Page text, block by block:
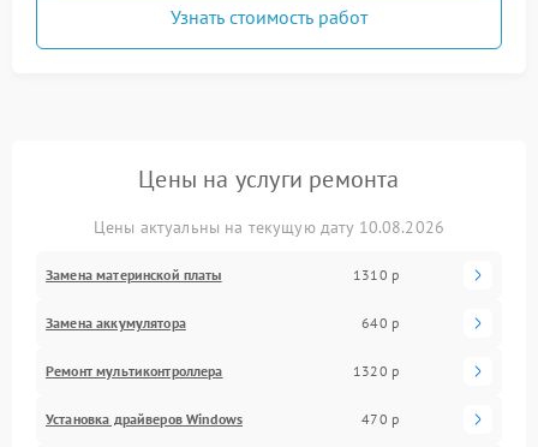
Узнать стоимость работ
Цены на услуги ремонта
Цены актуальны на текущую дату 10.08.2026
Замена материнской платы 1310 р
Замена аккумулятора 640 р
Ремонт мультиконтроллера 1320 р
Установка драйверов Windows 470 р